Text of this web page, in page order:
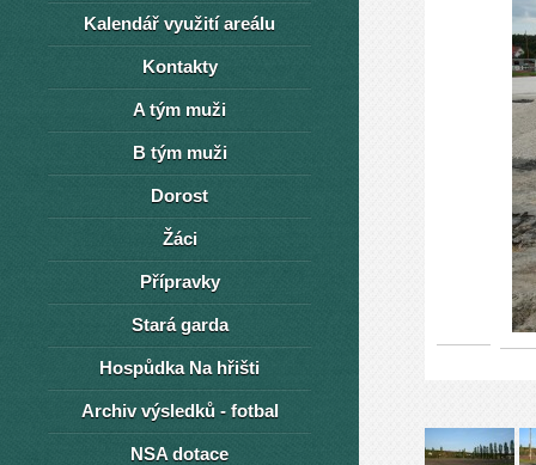
Kalendář využití areálu
Kontakty
A tým muži
B tým muži
Dorost
Žáci
Přípravky
Stará garda
Hospůdka Na hřišti
Archiv výsledků - fotbal
NSA dotace